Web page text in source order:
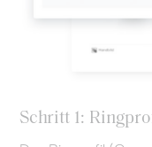
Schritt 1: